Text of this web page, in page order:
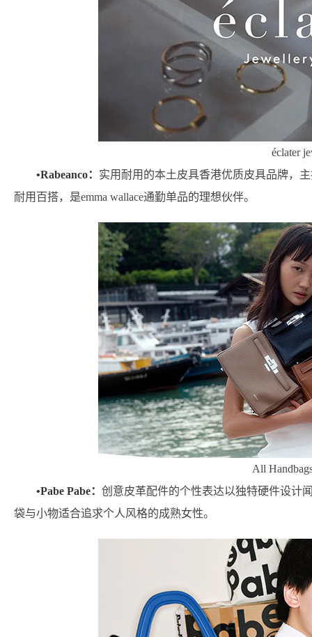
éclater
•Rabeanco： 实用耐用的本土皮具香港优质皮具品牌，
耐用百搭，是emma wallace通勤单品的理想伙伴。
All
•Pabe Pabe： 创意皮革配件的个性表达以独特硬件设计
袋与小物适合追求个人风格的成熟女性。